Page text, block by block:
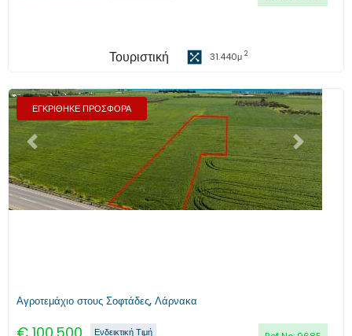
Τουριστική 31.440μ 2
ΕΓΚΡΙΘΗΚΕ ΠΡΟΣΦΟΡΑ
Προηγούμενο Επόμενο
Αγροτεμάχιο στους Σοφτάδες, Λάρνακα
Ενδεικτική Τιμή